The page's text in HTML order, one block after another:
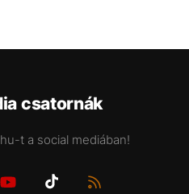
csatornák
t a social mediában!